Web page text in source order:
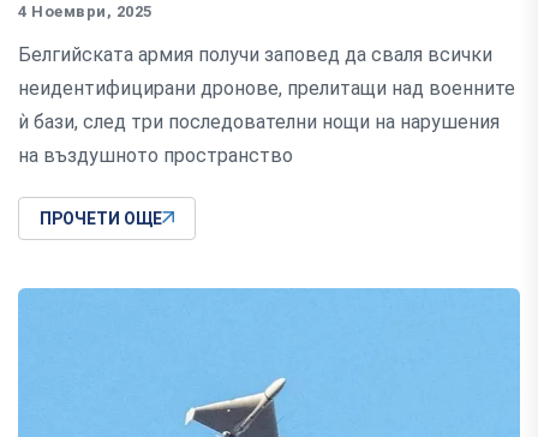
4 Ноември, 2025
Белгийската армия получи заповед да сваля всички
неидентифицирани дронове, прелитащи над военните
ѝ бази, след три последователни нощи на нарушения
на въздушното пространство
ПРОЧЕТИ ОЩЕ